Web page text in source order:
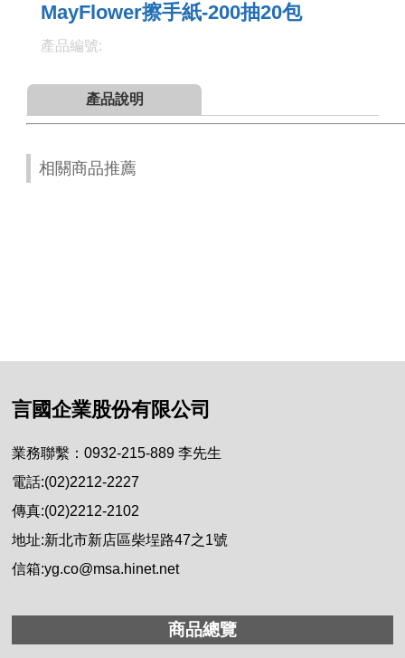
MayFlower擦手紙-200抽20包
產品編號:
產品說明
相關商品推薦
言國企業股份有限公司
業務聯繫：0932-215-889 李先生
電話:(02)2212-2227
傳真:(02)2212-2102
地址:新北市新店區柴埕路47之1號
信箱:yg.co@msa.hinet.net
商品總覽